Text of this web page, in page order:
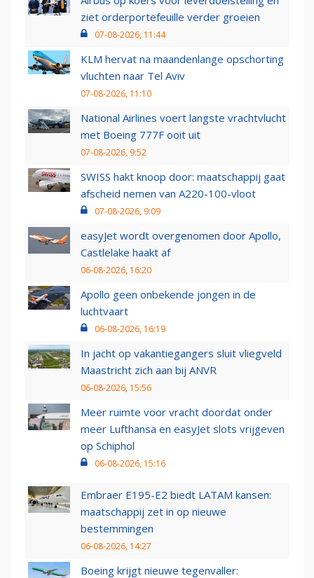
ziet orderportefeuille verder groeien
07-08-2026, 11:44
KLM hervat na maandenlange opschorting
vluchten naar Tel Aviv
07-08-2026, 11:10
National Airlines voert langste vrachtvlucht
met Boeing 777F ooit uit
07-08-2026, 9:52
SWISS hakt knoop door: maatschappij gaat
afscheid nemen van A220-100-vloot
07-08-2026, 9:09
easyJet wordt overgenomen door Apollo,
Castlelake haakt af
06-08-2026, 16:20
Apollo geen onbekende jongen in de
luchtvaart
06-08-2026, 16:19
In jacht op vakantiegangers sluit vliegveld
Maastricht zich aan bij ANVR
06-08-2026, 15:56
Meer ruimte voor vracht doordat onder
meer Lufthansa en easyJet slots vrijgeven
op Schiphol
06-08-2026, 15:16
Embraer E195-E2 biedt LATAM kansen:
maatschappij zet in op nieuwe
bestemmingen
06-08-2026, 14:27
Boeing krijgt nieuwe tegenvaller: